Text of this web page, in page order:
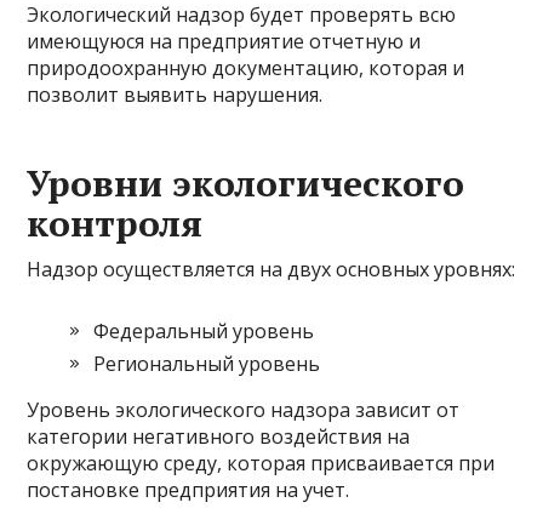
Экологический надзор будет проверять всю
имеющуюся на предприятие отчетную и
природоохранную документацию, которая и
позволит выявить нарушения.
Уровни экологического
контроля
Надзор осуществляется на двух основных уровнях:
Федеральный уровень
Региональный уровень
Уровень экологического надзора зависит от
категории негативного воздействия на
окружающую среду, которая присваивается при
постановке предприятия на учет.